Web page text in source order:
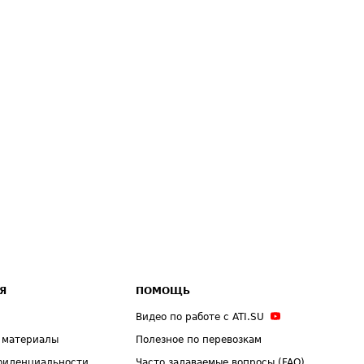
ПОМОЩЬ
Видео по работе с ATI.SU
Полезное по перевозкам